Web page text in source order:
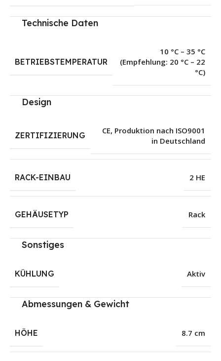
Technische Daten
BETRIEBSTEMPERATUR
10 °C – 35 °C
(Empfehlung: 20 °C – 22
°C)
Design
ZERTIFIZIERUNG
CE, Produktion nach ISO9001
in Deutschland
RACK-EINBAU 2 HE
GEHÄUSETYP Rack
Sonstiges
KÜHLUNG Aktiv
Abmessungen & Gewicht
HÖHE 8.7 cm